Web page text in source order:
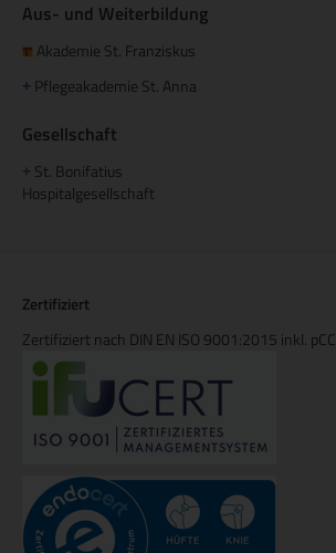
Aus- und Weiterbildung
Akademie St. Franziskus
+ Pflegeakademie St. Anna
Gesellschaft
St. Bonifatius
Hospitalgesellschaft
Zertifiziert
Zertifiziert nach DIN EN ISO 9001:2015 inkl. pCC